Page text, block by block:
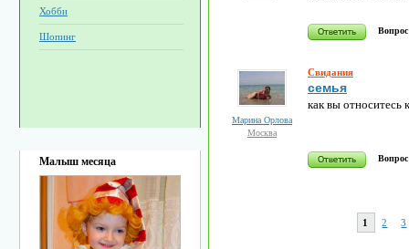
Хобби
Шопинг
Малыш месяца
Вопрос
Марина Орлова
Москва
Свидания
семья
как вы относитесь
Вопрос
1 2 3